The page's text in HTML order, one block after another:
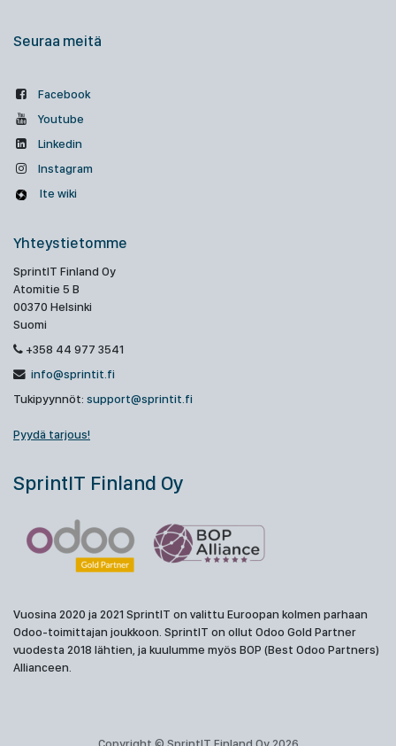
Seuraa meitä
Facebook
Youtube
Linkedin
Instagram
Ite wiki
Yhteystietomme
SprintIT Finland Oy
Atomitie 5 B
00370 Helsinki
Suomi
+358 44 977 3541
info@sprintit.fi
Tukipyynnöt: support@sprintit.fi
Pyydä tarjous!
SprintIT Finland Oy
Vuosina 2020 ja 2021 SprintIT on valittu Euroopan kolmen parhaan
Odoo-toimittajan joukkoon. SprintIT on ollut Odoo Gold Partner
vuodesta 2018 lähtien, ja kuulumme myös BOP (Best Odoo Partners)
Allianceen.
Copyright © SprintIT Finland Oy 2026